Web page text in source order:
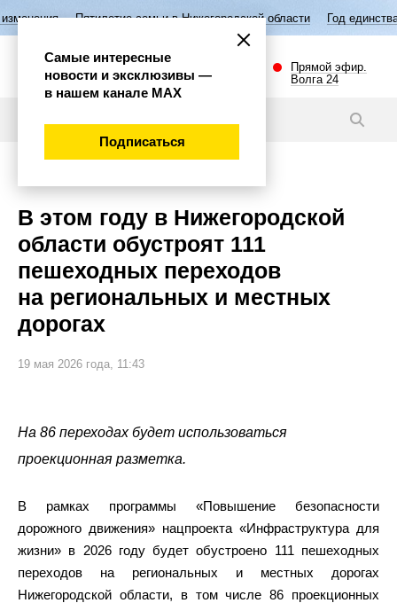
семьи в Нижегородской области Год единства народов России
Прямой эфир.
Волга 24
В этом году в Нижегородской
области обустроят 111
пешеходных переходов
на региональных и местных
дорогах
19 мая 2026 года, 11:43
На 86 переходах будет использоваться
проекционная разметка.
В рамках программы «Повышение безопасности
дорожного движения» нацпроекта «Инфраструктура для
жизни» в 2026 году будет обустроено 111 пешеходных
переходов на региональных и местных дорогах
Нижегородской области, в том числе 86 проекционных
Самые интересные
новости и эксклюзивы —
в нашем канале МАХ
Подписаться